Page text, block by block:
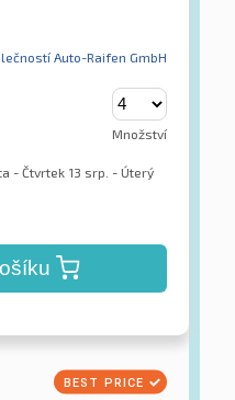
Auto-Raifen GmbH
Množství
- Čtvrtek 13 srp. - Úterý